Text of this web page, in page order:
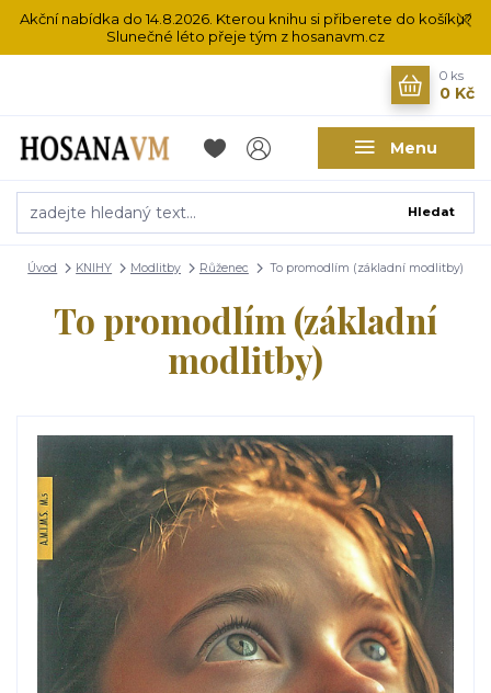
Akční nabídka do 14.8.2026. Kterou knihu si přiberete do košíku?
Slunečné léto přeje tým z hosanavm.cz
Menu
Hledat
0 ks
0 Kč
Úvod KNIHY Modlitby Růženec To promodlím (základní modlitby)
To promodlím (základní
modlitby)